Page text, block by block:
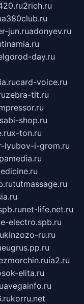
2rich.ru
a380club.ru
jun.ruadonyev.ru
day.ru
card-voice.ru
zebra-tlt.ru
shop.ru
x-ton.ru
lyubov-i-grom.ru
tutmassage.ru
net-life.net.ru
electro.spb.ru
kinzozo-ru.ru
eugrus.pp.ru
ia2.ru
elita.ru
avegainfo.ru
korru.net